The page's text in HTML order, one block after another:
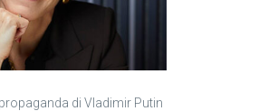
di Vladimir Putin